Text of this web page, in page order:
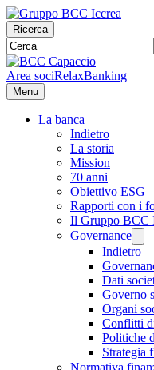
Ricerca
Area sociRelaxBanking
Menu
La banca
Indietro
La storia
Mission
70 anni
Obiettivo ESG
Rapporti con i
Il Gruppo BCC
Governance
Indietro
Dati
Governo
Organi
Conflitti
Politiche
Strategia
Normativa